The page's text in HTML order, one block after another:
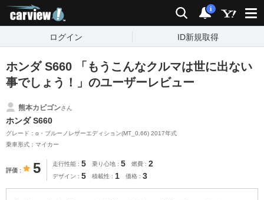
検索 通知
i
ログイン ID新規取得
ホンダ S660 「もうこんなクルマは世に出ない
事でしょう！」のユーザーレビュー
熊本カビゴンさん
ホンダ S660
グレード：α・ブルーノレザーエディション(MT_0.66) 2017年式
乗車形式：マイカー
評価 5 走行性能 5 乗り心地 5 燃費 2
デザイン 5 積載性 1 価格 3